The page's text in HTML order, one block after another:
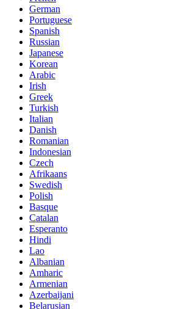
German
Portuguese
Spanish
Russian
Japanese
Korean
Arabic
Irish
Greek
Turkish
Italian
Danish
Romanian
Indonesian
Czech
Afrikaans
Swedish
Polish
Basque
Catalan
Esperanto
Hindi
Lao
Albanian
Amharic
Armenian
Azerbaijani
Belarusian